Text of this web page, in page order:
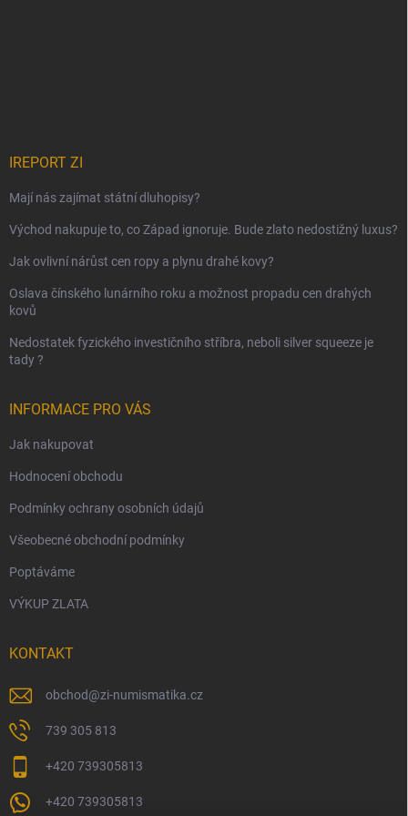
IREPORT ZI
Mají nás zajímat státní dluhopisy?
Východ nakupuje to, co Západ ignoruje. Bude zlato nedostižný luxus?
Jak ovlivní nárůst cen ropy a plynu drahé kovy?
Oslava čínského lunárního roku a možnost propadu cen drahých
kovů
Nedostatek fyzického investičního stříbra, neboli silver squeeze je
tady ?
INFORMACE PRO VÁS
Jak nakupovat
Hodnocení obchodu
Podmínky ochrany osobních údajů
Všeobecné obchodní podmínky
Poptáváme
VÝKUP ZLATA
KONTAKT
obchod@zi-numismatika.cz
739 305 813
+420 739305813
+420 739305813